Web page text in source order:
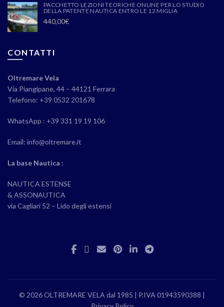
PACCHETTO LEZIONI TEORICHE ONLINE PER LO STUDIO
DELLA PATENTE NAUTICA ENTRO LE 12 MIGLIA
440,00€
CONTATTI
Oltremare Vela
Via Piangipane, 44 – 44121 Ferrara
Telefono: +39 0532 201678
WhatsApp : +39 331 19 19 106
Email: info@oltremare.it
La base Nautica :
NAUTICA ESTENSE
& ASSONAUTICA
via Cagliari 52 – Lido degli estensi
© 2026 OLTREMARE VELA dal 1985 | P.IVA 01943590388 |